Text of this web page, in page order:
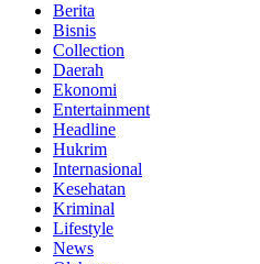
Berita
Bisnis
Collection
Daerah
Ekonomi
Entertainment
Headline
Hukrim
Internasional
Kesehatan
Kriminal
Lifestyle
News